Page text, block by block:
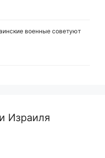
военные советуют
Израиля